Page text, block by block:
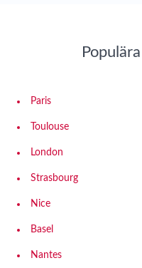
Paris
Toulouse
London
Strasbourg
Nice
Basel
Nantes